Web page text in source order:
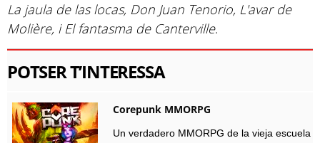
La jaula de las locas, Don Juan Tenorio, L'avar de
Molière, i El fantasma de Canterville.
POTSER T’INTERESSA
Corepunk MMORPG
Un verdadero MMORPG de la vieja escuela